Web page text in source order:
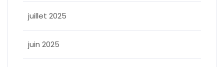
juillet 2025
juin 2025